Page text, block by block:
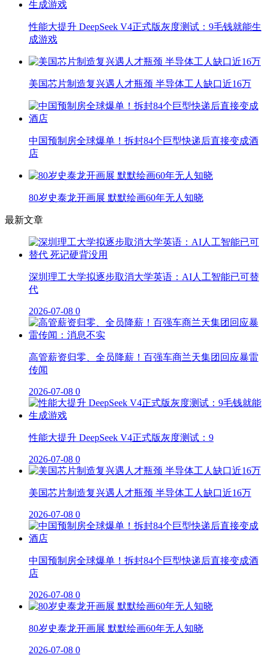
性能大提升 DeepSeek V4正式版灰度测试：9毛钱就能生
成游戏
美国芯片制造复兴遇人才瓶颈 半导体工人缺口近16万
中国预制房全球爆单！拆封84个巨型快递后直接变成酒
店
80岁史泰龙开画展 默默绘画60年无人知晓
最新文章
深圳理工大学拟逐步取消大学英语：AI人工智能已可替
代
2026-07-08 0
高管薪资归零、全员降薪！百强车商兰天集团回应暴雷
传闻
2026-07-08 0
性能大提升 DeepSeek V4正式版灰度测试：9
2026-07-08 0
美国芯片制造复兴遇人才瓶颈 半导体工人缺口近16万
2026-07-08 0
中国预制房全球爆单！拆封84个巨型快递后直接变成酒
店
2026-07-08 0
80岁史泰龙开画展 默默绘画60年无人知晓
2026-07-08 0